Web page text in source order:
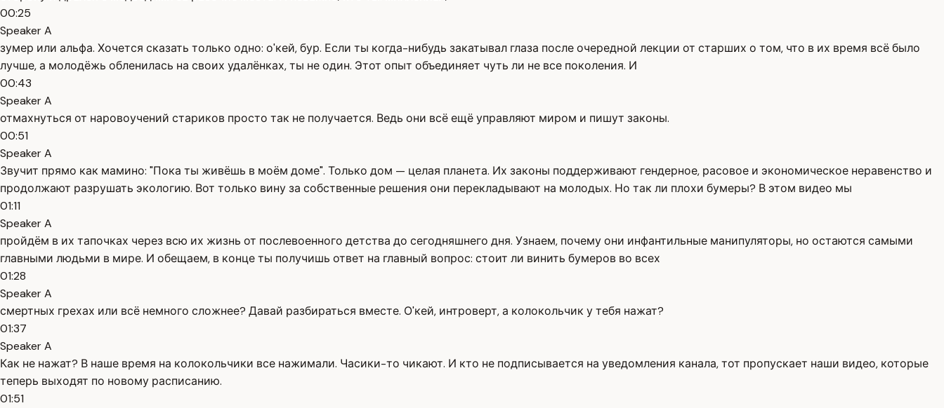
00:25
Speaker A
зумер или альфа. Хочется сказать только одно: о'кей, бур. Если ты когда-нибудь закатывал глаза после очередной лекции от старших о том, что в их время всё было
лучше, а молодёжь обленилась на своих удалёнках, ты не один. Этот опыт объединяет чуть ли не все поколения. И
00:43
Speaker A
отмахнуться от наровоучений стариков просто так не получается. Ведь они всё ещё управляют миром и пишут законы.
00:51
Speaker A
Звучит прямо как мамино: "Пока ты живёшь в моём доме". Только дом — целая планета. Их законы поддерживают гендерное, расовое и экономическое неравенство и
продолжают разрушать экологию. Вот только вину за собственные решения они перекладывают на молодых. Но так ли плохи бумеры? В этом видео мы
01:11
Speaker A
пройдём в их тапочках через всю их жизнь от послевоенного детства до сегодняшнего дня. Узнаем, почему они инфантильные манипуляторы, но остаются самыми
главными людьми в мире. И обещаем, в конце ты получишь ответ на главный вопрос: стоит ли винить бумеров во всех
01:28
Speaker A
смертных грехах или всё немного сложнее? Давай разбираться вместе. О'кей, интроверт, а колокольчик у тебя нажат?
01:37
Speaker A
Как не нажат? В наше время на колокольчики все нажимали. Часики-то чикают. И кто не подписывается на уведомления канала, тот пропускает наши видео, которые
теперь выходят по новому расписанию.
01:51